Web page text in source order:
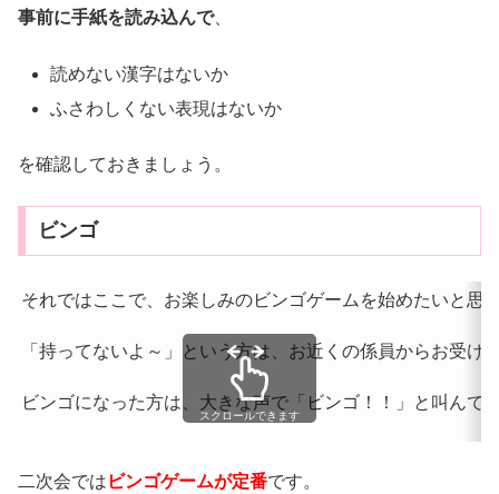
事前に手紙を読み込んで、
読めない漢字はないか
ふさわしくない表現はないか
を確認しておきましょう。
ビンゴ
それではここで、お楽しみのビンゴゲームを始めたいと
「持ってないよ～」という方は、お近くの係員からお受け
ビンゴになった方は、大きな声で「ビンゴ！！」と叫んで
スクロールできます
二次会では ビンゴゲームが定番です。